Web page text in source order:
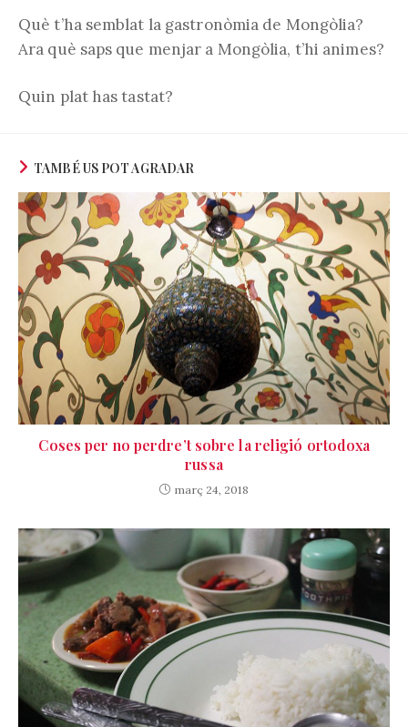
Què t’ha semblat la gastronòmia de Mongòlia?
Ara què saps que menjar a Mongòlia, t’hi animes?
Quin plat has tastat?
TAMBÉ US POT AGRADAR
Coses per no perdre’t sobre la religió ortodoxa
russa
març 24, 2018